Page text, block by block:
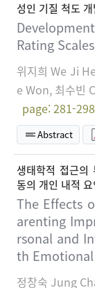
성인 기질 척도
Rating
위지희 We Ji
e Won, 최수빈
page: 281-298
Abstract
생태학적 접근의
동의 개인 내적
The Effects
arenting
rsonal and
th
정창숙 Jung